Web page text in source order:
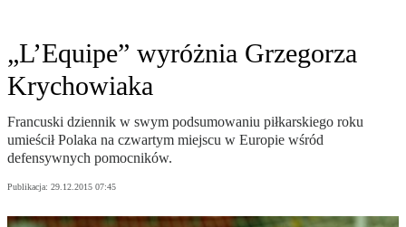
„L’Equipe” wyróżnia Grzegorza
Krychowiaka
Francuski dziennik w swym podsumowaniu piłkarskiego roku
umieścił Polaka na czwartym miejscu w Europie wśród
defensywnych pomocników.
Publikacja: 29.12.2015 07:45